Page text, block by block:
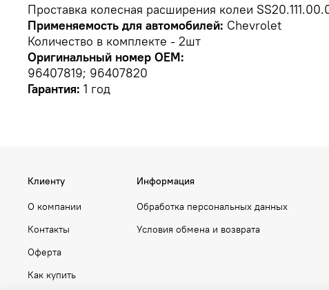
Проставка колесная расширения колеи
Применяемость для автомобилей: Chevrolet
Количество в комплекте - 2шт
Оригинальный номер OEM:
96407819; 96407820
Гарантия: 1 год
Клиенту
О компании
Контакты
Оферта
Как купить
Информация
Обработка персональных данных
Условия обмена и возврата